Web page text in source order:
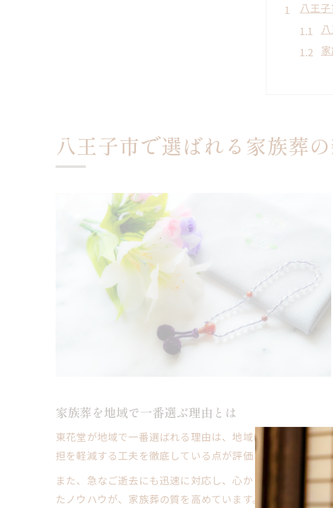
八王
東花
負担
八王子市で選ばれる家族葬
家族葬を地域で一番選ぶ理由とは
東花堂が地域で一番選ばれる理由は、地域に根ざした丁
担を軽減する工夫を徹底している点が評価されています。
また、急なご逝去にも迅速に対応し、心から寄り添うサ
たノウハウが、家族葬の質を高めています。